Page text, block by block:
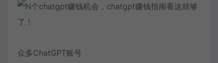
众多ChatGPT账号